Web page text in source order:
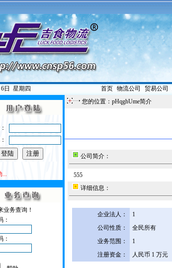
日 星期四 首页| 物流公司 贸易公司
...
业务查询！
：
：
您的位置：pHqghUme简介
公司简介：
555
详细信息：
企业法人：
1
公司性质：
全民所有
业务范围：
1
注册资金：
人民币 1 万元